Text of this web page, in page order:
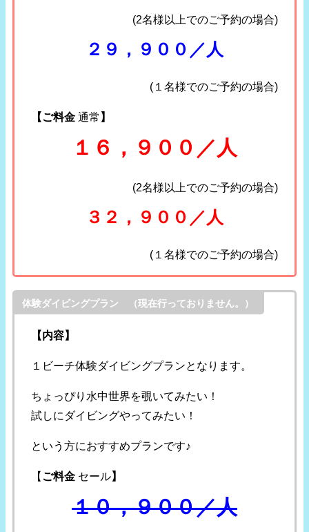
(2名様以上でのご予約の場合)
２９，９００／人
(１名様でのご予約の場合)
【ご料金 通常 】
１６，９００／人
(2名様以上でのご予約の場合)
３２，９００／人
(１名様でのご予約の場合)
体験ダイビングプラン （現在行っておりません。）
【内容】
１ビーチ体験ダイビングプランとなります。
ちょっぴり水中世界を覗いてみたい！
試しにダイビングやってみたい！
という方におすすめプランです♪
【 ご料金 セール】
１０，９００／人